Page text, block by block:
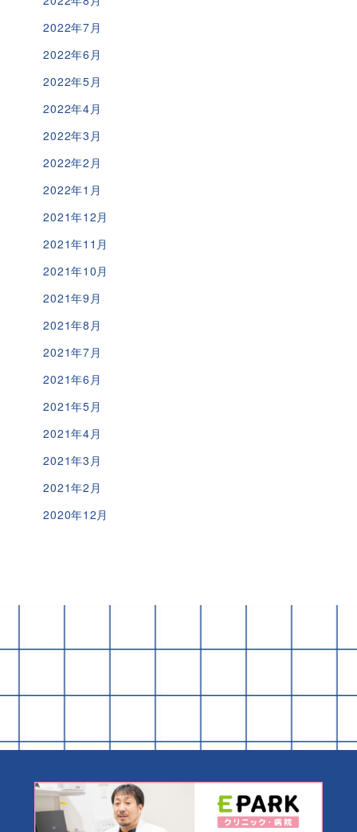
2022年7月
2022年6月
2022年5月
2022年4月
2022年3月
2022年2月
2022年1月
2021年12月
2021年11月
2021年10月
2021年9月
2021年8月
2021年7月
2021年6月
2021年5月
2021年4月
2021年3月
2021年2月
2020年12月